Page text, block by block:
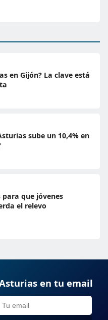
en Gijón? La clave está
sube un 10,4% en
que jóvenes
el relevo
en tu email